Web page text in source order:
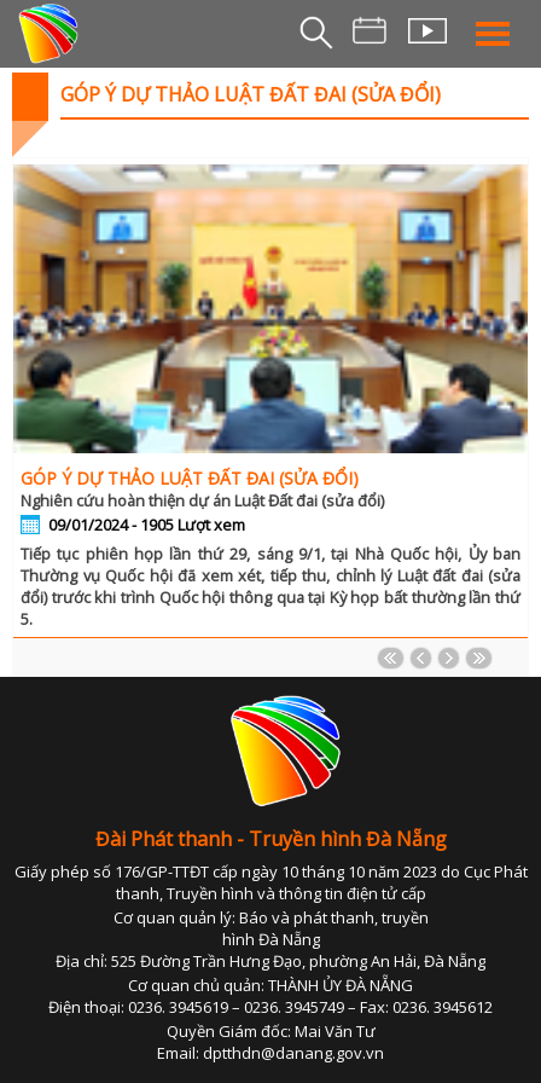
THỜI SỰ
THỜI SỰ
DA NANG TV
BẢN TIN MIỀN
BẢN TIN
CHUYÊN
360 DU LỊCH ĐÀ
BIỂN ĐẢO QUÊ
CHUYỂN ĐỔI
CHUYÊN MỤC PHÁT TRIỂN NÔNG
CHUYÊN MỤC DÂN TỘC MIỀN
CHUYÊN MỤC NỘI
CỰU CHIẾN BINH ĐÀ
CHUYÊN MỤC TRI
ĐẠI ĐOÀN
GƯƠNG SÁNG BẢN
GIẢM NGHÈO BỀN
GÓP Ý DỰ THẢO LUẬT ĐẤT ĐAI (SỬA ĐỔI)
GÓP Ý DỰ THẢO LUẬT ĐẤT ĐAI (SỬA ĐỔI)
Nghiên cứu hoàn thiện dự án Luật Đất đai (sửa đổi)
09/01/2024 -1905Lượt xem
Tiếp tục phiên họp lần thứ 29, sáng 9/1, tại Nhà Quốc hội, Ủy ban
Thường vụ Quốc hội đã xem xét, tiếp thu, chỉnh lý Luật đất đai (sửa
đổi) trước khi trình Quốc hội thông qua tại Kỳ họp bất thường lần thứ
5.
Đài Phát thanh - Truyền hình Đà Nẵng
Giấy phép số 176/GP-TTĐT cấp ngày 10 tháng 10 năm 2023 do Cục Phát
thanh, Truyền hình và thông tin điện tử cấp
Cơ quan quản lý: Báo và phát thanh, truyền
hình Đà Nẵng
Địa chỉ: 525 Đường Trần Hưng Đạo, phường An Hải, Đà Nẵng
Cơ quan chủ quản: THÀNH ỦY ĐÀ NẴNG
Điện thoại: 0236. 3945619 – 0236. 3945749 – Fax: 0236. 3945612
Quyền Giám đốc: Mai Văn Tư
Email: dptthdn@danang.gov.vn